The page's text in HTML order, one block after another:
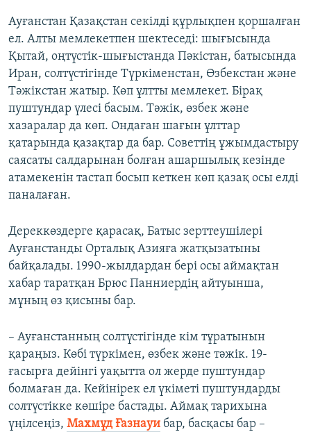
Ауғанстан Қазақстан секілді құрлықпен қоршалған
ел. Алты мемлекетпен шектеседі: шығысында
Қытай, оңтүстік-шығыстанда Пәкістан, батысында
Иран, солтүстігінде Түркіменстан, Өзбекстан және
Тәжікстан жатыр. Көп ұлтты мемлекет. Бірақ
пуштундар үлесі басым. Тәжік, өзбек және
хазаралар да көп. Ондаған шағын ұлттар
қатарында қазақтар да бар. Советтің ұжымдастыру
саясаты салдарынан болған ашаршылық кезінде
атамекенін тастап босып кеткен көп қазақ осы елді
паналаған.
Дереккөздерге қарасақ, Батыс зерттеушілері
Ауғанстанды Орталық Азияға жатқызатыны
байқалады. 1990-жылдардан бері осы аймақтан
хабар таратқан Брюс Панниердің айтуынша,
мұның өз қисыны бар.
– Ауғанстанның солтүстігінде кім тұратынын
қараңыз. Көбі түркімен, өзбек және тәжік. 19-
ғасырға дейінгі уақытта ол жерде пуштундар
болмаған да. Кейінірек ел үкіметі пуштундарды
солтүстікке көшіре бастады. Аймақ тарихына
үңілсеңіз, Махмұд Ғазнауи бар, басқасы бар –